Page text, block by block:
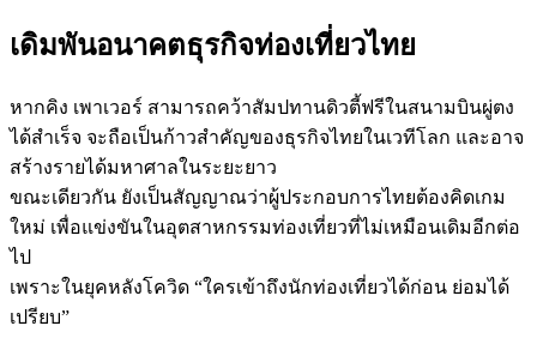
เดิมพันอนาคตธุรกิจท่องเที่ยวไทย
หากคิง เพาเวอร์ สามารถคว้าสัมปทานดิวตี้ฟรีในสนามบินผู่ตง
ได้สำเร็จ จะถือเป็นก้าวสำคัญของธุรกิจไทยในเวทีโลก และอาจ
สร้างรายได้มหาศาลในระยะยาว
ขณะเดียวกัน ยังเป็นสัญญาณว่าผู้ประกอบการไทยต้องคิดเกม
ใหม่ เพื่อแข่งขันในอุตสาหกรรมท่องเที่ยวที่ไม่เหมือนเดิมอีกต่อ
ไป
เพราะในยุคหลังโควิด “ใครเข้าถึงนักท่องเที่ยวได้ก่อน ย่อมได้
เปรียบ”